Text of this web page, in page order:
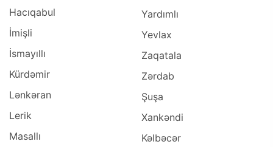
Hacıqabul
İmişli
İsmayıllı
Kürdəmir
Lənkəran
Lerik
Masallı
Yardımlı
Yevlax
Zaqatala
Zərdab
Şuşa
Xankəndi
Kəlbəcər